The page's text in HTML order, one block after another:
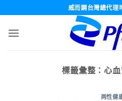
威而鋼台灣總代理
標籤彙整：心
两性健